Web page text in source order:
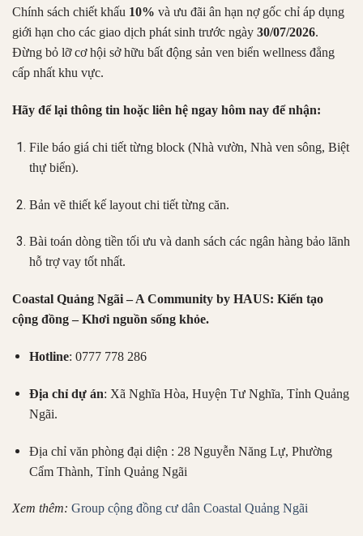
Chính sách chiết khấu 10% và ưu đãi ân hạn nợ gốc chỉ áp dụng
giới hạn cho các giao dịch phát sinh trước ngày 30/07/2026.
Đừng bỏ lỡ cơ hội sở hữu bất động sản ven biển wellness đẳng
cấp nhất khu vực.
Hãy để lại thông tin hoặc liên hệ ngay hôm nay để nhận:
File báo giá chi tiết từng block (Nhà vườn, Nhà ven sông, Biệt
thự biển).
Bản vẽ thiết kế layout chi tiết từng căn.
Bài toán dòng tiền tối ưu và danh sách các ngân hàng bảo lãnh
hỗ trợ vay tốt nhất.
Coastal Quảng Ngãi – A Community by HAUS: Kiến tạo
cộng đồng – Khơi nguồn sống khỏe.
Hotline: 0777 778 286
Địa chỉ dự án: Xã Nghĩa Hòa, Huyện Tư Nghĩa, Tỉnh Quảng
Ngãi.
Địa chỉ văn phòng đại diện : 28 Nguyễn Năng Lự, Phường
Cẩm Thành, Tỉnh Quảng Ngãi
Xem thêm: Group cộng đồng cư dân Coastal Quảng Ngãi